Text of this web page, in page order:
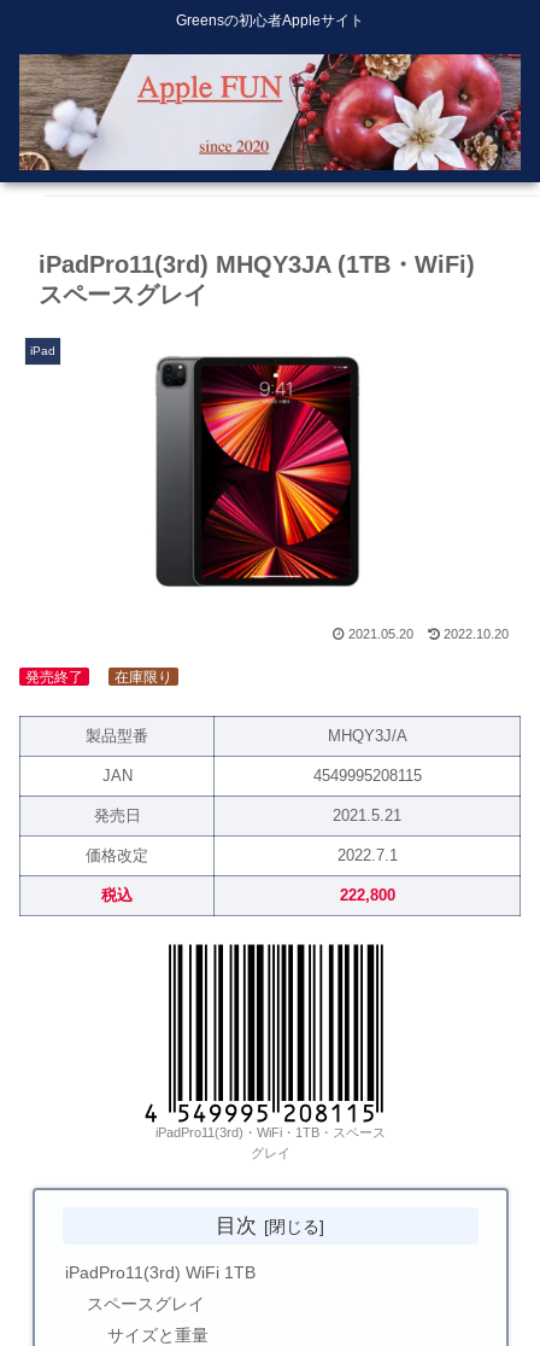
Greensの初心者Appleサイト
iPadPro11(3rd) MHQY3JA (1TB・WiFi)
スペースグレイ
iPad
2021.05.20 2022.10.20
発売終了 在庫限り
製品型番 MHQY3J/A
JAN 4549995208115
発売日 2021.5.21
価格改定 2022.7.1
税込 222,800
iPadPro11(3rd)・WiFi・1TB・スペース
グレイ
目次
iPadPro11(3rd) WiFi 1TB
スペースグレイ
サイズと重量